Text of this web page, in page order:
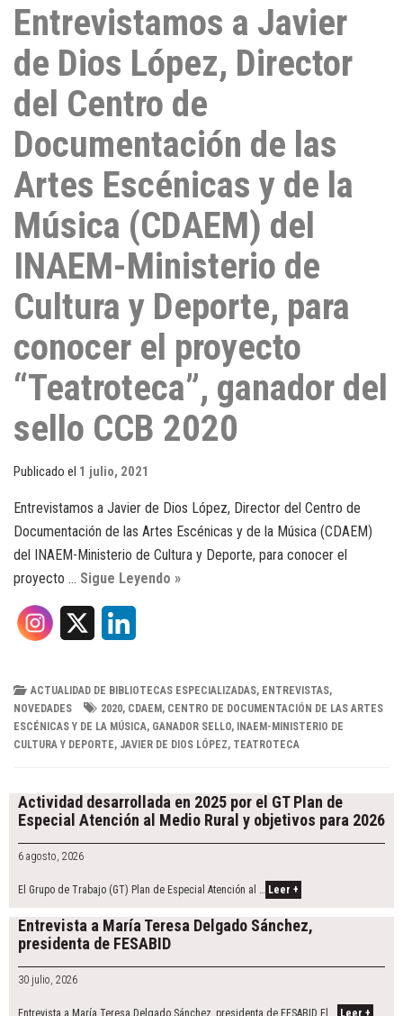
Entrevistamos a Javier
de Dios López, Director
del Centro de
Documentación de las
Artes Escénicas y de la
Música (CDAEM) del
INAEM-Ministerio de
Cultura y Deporte, para
conocer el proyecto
“Teatroteca”, ganador del
sello CCB 2020
Publicado el 1 julio, 2021
Entrevistamos a Javier de Dios López, Director del Centro de
Documentación de las Artes Escénicas y de la Música (CDAEM)
del INAEM-Ministerio de Cultura y Deporte, para conocer el
proyecto … Sigue Leyendo »
n
k
d
I
ACTUALIDAD DE BIBLIOTECAS ESPECIALIZADAS, ENTREVISTAS,
NOVEDADES
2020, CDAEM , CENTRO DE DOCUMENTACIÓN DE LAS ARTES
ESCÉNICAS Y DE LA MÚSICA, GANADOR SELLO, INAEM-MINISTERIO DE
CULTURA Y DEPORTE, JAVIER DE DIOS LÓPEZ, TEATROTECA
navigation
Actividad desarrollada en 2025 por el GT Plan de
Especial Atención al Medio Rural y objetivos para 2026
6 agosto, 2026
El Grupo de Trabajo (GT) Plan de Especial Atención al … Leer +
Entrevista a María Teresa Delgado Sánchez,
presidenta de FESABID
30 julio, 2026
Entrevista a María Teresa Delgado Sánchez, presidenta de FESABID El … Leer +